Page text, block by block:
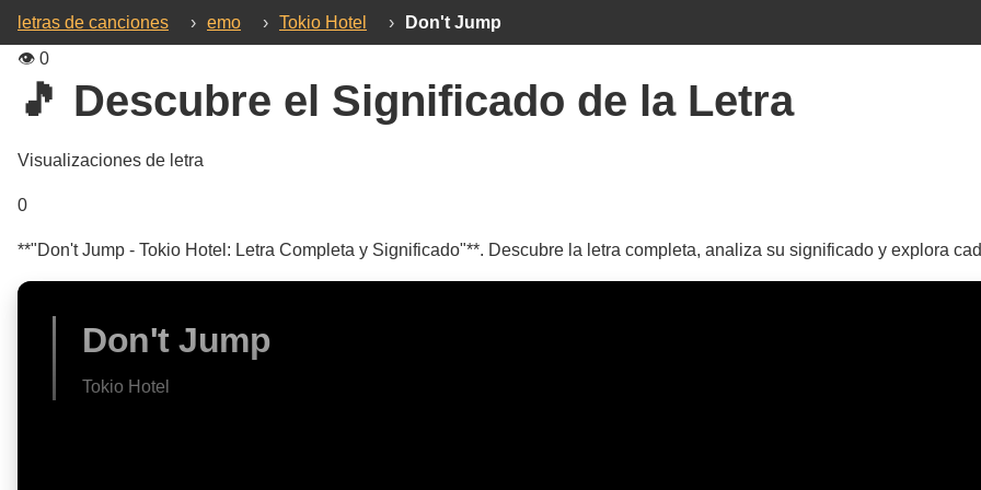
letras de canciones › emo › Tokio Hotel ›
Don't Jump
👁️ 0
🎵 Descubre el Significado de la Letra
Visualizaciones de letra
0
**"Don't Jump - Tokio Hotel: Letra Completa y Significado"**. Descubre la letra completa, analiza su significado y explora
Don't Jump
Tokio Hotel